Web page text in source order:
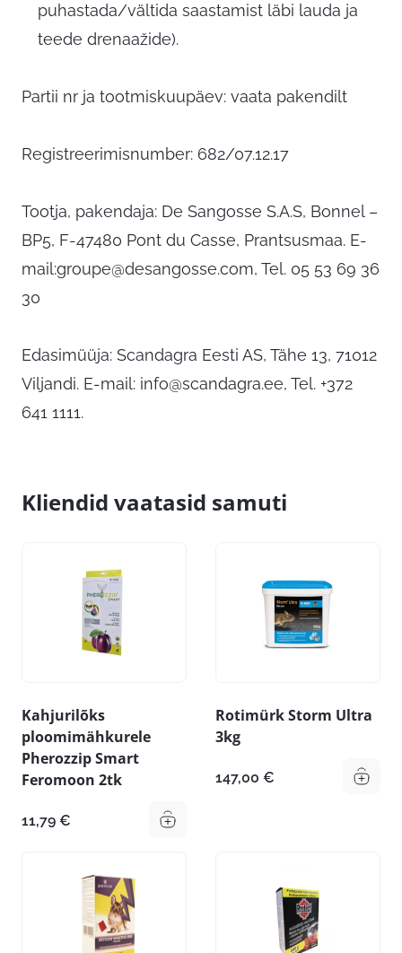
puhastada/vältida saastamist läbi lauda ja
teede drenaažide).
Partii nr ja tootmiskuupäev: vaata pakendilt
Registreerimisnumber: 682/07.12.17
Tootja, pakendaja: De Sangosse S.A.S, Bonnel –
BP5, F-47480 Pont du Casse, Prantsusmaa. E-
mail:groupe@desangosse.com, Tel. 05 53 69 36
30
Edasimüüja: Scandagra Eesti AS, Tähe 13, 71012
Viljandi. E-mail: info@scandagra.ee, Tel. +372
641 1111.
Kliendid vaatasid samuti
Kahjurilõks
ploomimähkurele
Pherozzip Smart
Feromoon 2tk
11,79 €
Rotimürk Storm Ultra
3kg
147,00 €